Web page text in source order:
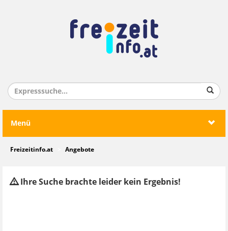
Menü
Freizeitinfo.at Angebote
Ihre Suche brachte leider kein Ergebnis!